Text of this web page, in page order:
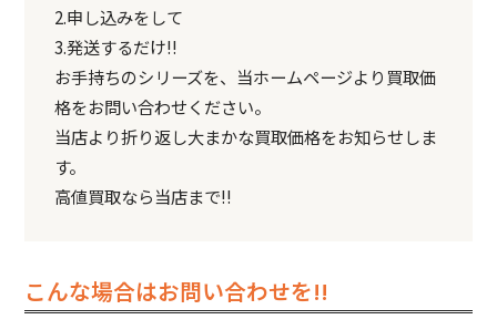
2.申し込みをして
3.発送するだけ!!
お手持ちのシリーズを、当ホームページより買取価
格をお問い合わせください。
当店より折り返し大まかな買取価格をお知らせしま
す。
高値買取なら当店まで!!
こんな場合はお問い合わせを!!